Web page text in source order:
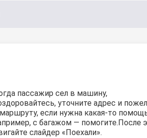
пассажир сел в машину,
уточните адрес и
если нужна какая-то
с багажом — помогите.После
слайдер «Поехали».